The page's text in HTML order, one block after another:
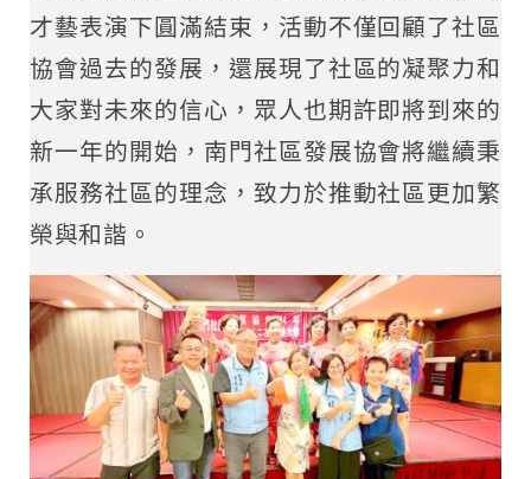
才藝表演下圓滿結束，活動不僅回顧了社區
協會過去的發展，還展現了社區的凝聚力和
大家對未來的信心，眾人也期許即將到來的
新一年的開始，南門社區發展協會將繼續秉
承服務社區的理念，致力於推動社區更加繁
榮與和諧。